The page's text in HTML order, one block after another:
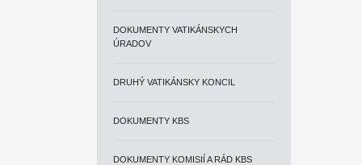
DOKUMENTY VATIKÁNSKYCH
ÚRADOV
DRUHÝ VATIKÁNSKY KONCIL
DOKUMENTY KBS
DOKUMENTY KOMISIÍ A RÁD KBS